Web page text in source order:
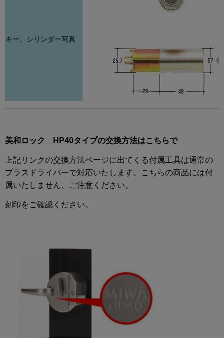
キー、シリンダー写真
美和ロック HP40タイプの交換方法はこちらで
上記リンクの交換方法ページに出てくる付属工具は通常の
プラスドライバーで対応いたします。こちらの商品には付
属いたしません、ご注意ください。
刻印をご確認ください。